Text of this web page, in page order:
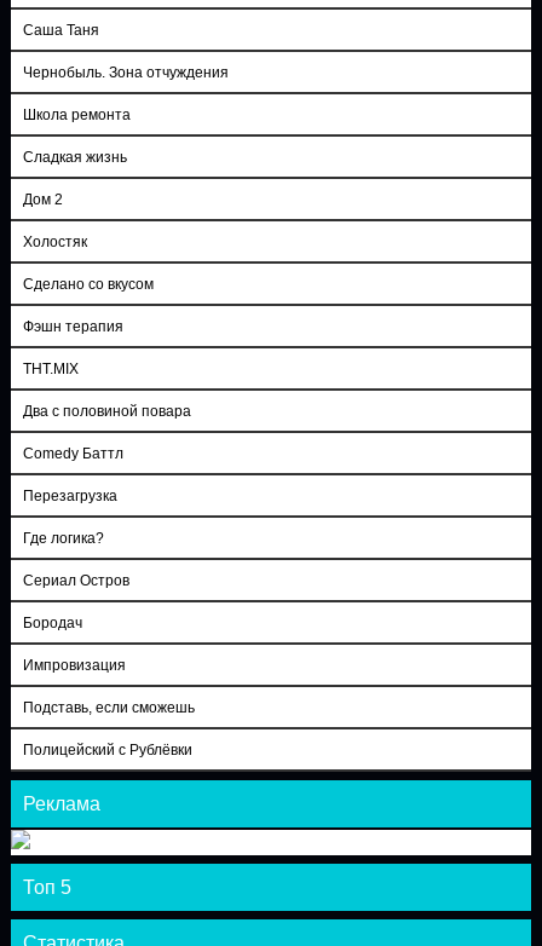
Саша Таня
Чернобыль. Зона отчуждения
Школа ремонта
Сладкая жизнь
Дом 2
Холостяк
Сделано со вкусом
Фэшн терапия
ТНТ.MIX
Два с половиной повара
Comedy Баттл
Перезагрузка
Где логика?
Сериал Остров
Бородач
Импровизация
Подставь, если сможешь
Полицейский с Рублёвки
Реклама
Топ 5